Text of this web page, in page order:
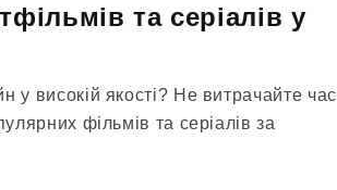
та серіалів у
у високій якості? Не витрачайте час
фільмів та серіалів за